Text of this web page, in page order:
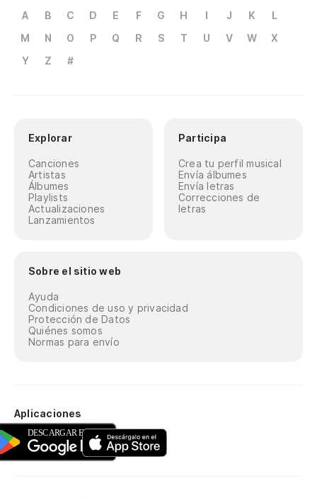
A B C D E F G H I J K
L
M
N O P Q R S T U V W
X
Y
Z #
Explorar
Canciones
Artistas
Álbumes
Playlists
Actualizaciones
Lanzamientos
Participa
Crea tu perfil musical
Envía álbumes
Envía letras
Correcciones de
letras
Sobre el sitio web
Ayuda
Condiciones de uso y privacidad
Protección de Datos
Quiénes somos
Normas para envío
Aplicaciones